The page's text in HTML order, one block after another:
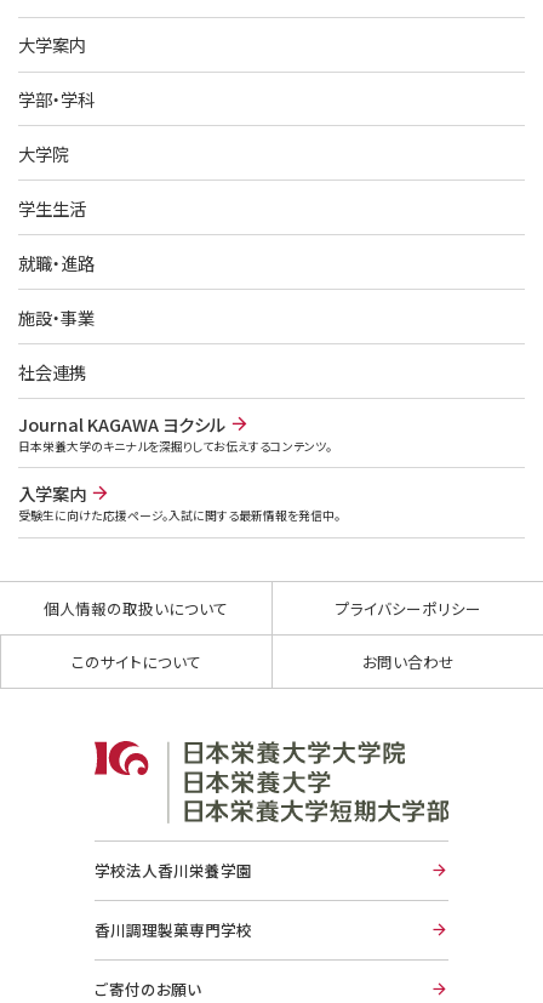
学校法人香川栄養学園
香川調理製菓専門学校
ご寄付のお願い
大学案内
学部・学科
大学院
学生生活
就職・進路
施設・事業
社会連携
Journal KAGAWA ヨクシル
日本栄養大学のキニナルを深掘りしてお伝えするコンテンツ。
入学案内
受験生に向けた応援ページ。入試に関する最新情報を発信中。
個人情報の取扱いについて プライバシーポリシー
このサイトについて お問い合わせ